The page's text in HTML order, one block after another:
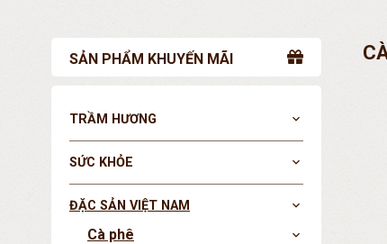
SẢN PHẨM KHUYẾN MÃI
TRẦM HƯƠNG expand_more
SỨC KHỎE expand_more
ĐẶC SẢN VIỆT NAM expand_more
Cà phê expand_more